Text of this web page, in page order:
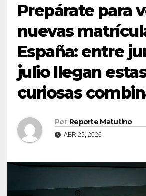
Prepárate para
nuevas
España: entre
julio llegan
curiosas
Por Reporte Matutino
ABR 25, 2026